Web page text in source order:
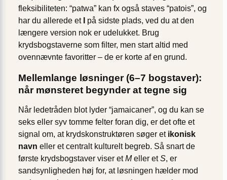
fleksibiliteten: “patwa” kan fx også staves “patois”, og
har du allerede et
på sidste plads, ved du at den
længere version nok er udelukket. Brug
krydsbogstaverne som filter, men start altid med
ovennævnte favoritter – de er korte af en grund.
Mellemlange løsninger (6–7 bogstaver):
når mønsteret begynder at tegne sig
Når ledetråden blot lyder “jamaicaner”, og du kan se
seks eller syv tomme felter foran dig, er det ofte et
signal om, at krydskonstruktøren søger et ikonisk
navn eller et centralt kulturelt begreb. Så snart de
første krydsbogstaver viser etMeller etS, er
sandsynligheden høj for, at løsningen hælder mod